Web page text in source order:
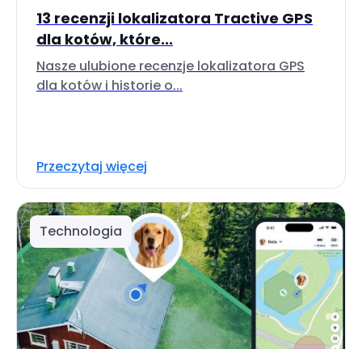
13 recenzji lokalizatora Tractive GPS
dla kotów, które...
Nasze ulubione recenzje lokalizatora GPS
dla kotów i historie o...
Przeczytaj więcej
Technologia